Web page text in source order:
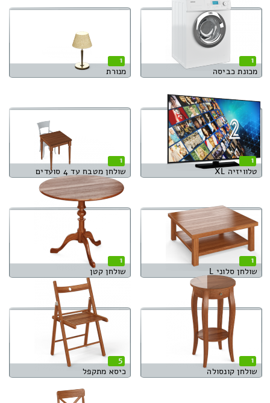
1
מכונת כביסה
1
מנורת
1
טלוויזיה XL
1
שולחן מטבח עד 4 סועדים
1
שולחן סלוני L
1
שולחן קטן
1
שולחן קונסולה
5
כיסא מתקפל